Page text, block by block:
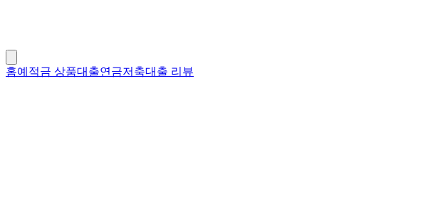
홈예적금 상품대출연금저축대출 리뷰